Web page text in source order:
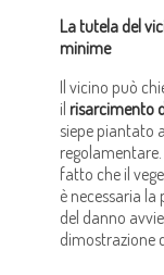
La tutela del
minime
Il vicino può
il risarcimento
siepe piantato
regolamentare.
fatto che il
è necessaria
del danno
dimostrazione